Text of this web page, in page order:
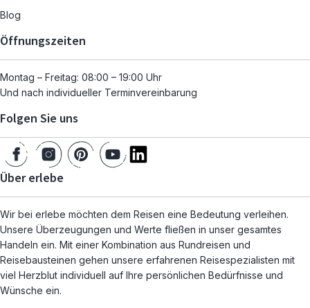
Blog
Öffnungszeiten
Montag – Freitag: 08:00 – 19:00 Uhr
Und nach individueller Terminvereinbarung
Folgen Sie uns
Über erlebe
Wir bei erlebe möchten dem Reisen eine Bedeutung verleihen.
Unsere Überzeugungen und Werte fließen in unser gesamtes
Handeln ein. Mit einer Kombination aus Rundreisen und
Reisebausteinen gehen unsere erfahrenen Reisespezialisten mit
viel Herzblut individuell auf Ihre persönlichen Bedürfnisse und
Wünsche ein.